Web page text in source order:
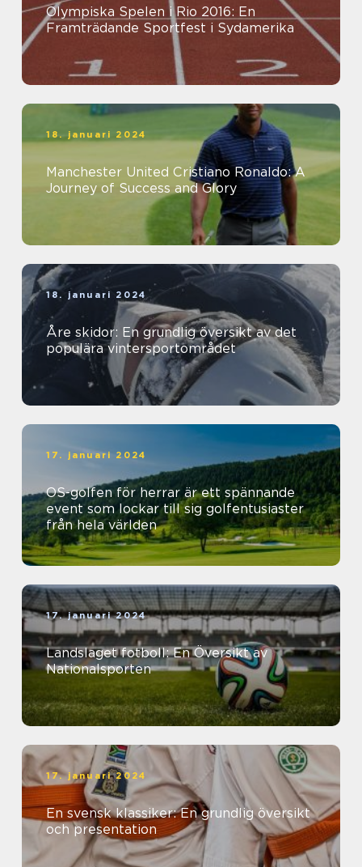
Olympiska Spelen i Rio 2016: En
Framträdande Sportfest i Sydamerika
18. januari 2024
Manchester United Cristiano Ronaldo: A
Journey of Success and Glory
18. januari 2024
Åre skidor: En grundlig översikt av det
populära vintersportområdet
17. januari 2024
OS-golfen för herrar är ett spännande
event som lockar till sig golfentusiaster
från hela världen
17. januari 2024
Landslaget fotboll: En Översikt av
Nationalsporten
17. januari 2024
En svensk klassiker: En grundlig översikt
och presentation